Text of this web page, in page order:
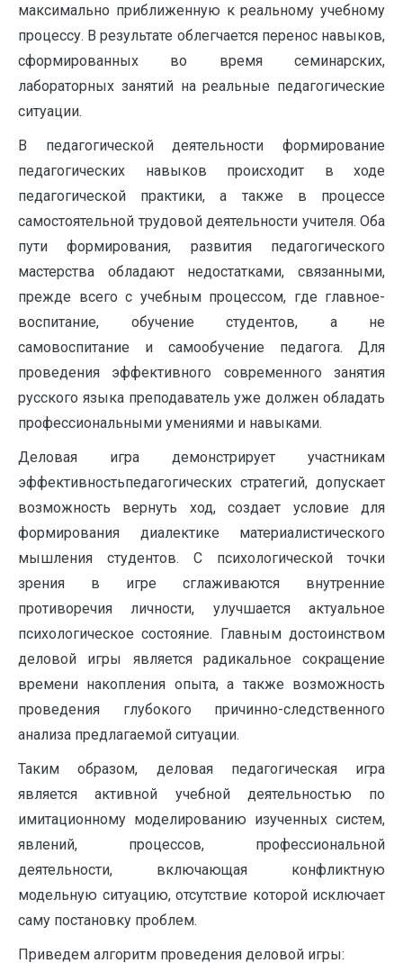
максимально приближенную к реальному учебному
процессу. В результате облегчается перенос навыков,
сформированных во время семинарских,
лабораторных занятий на реальные педагогические
ситуации.
В педагогической деятельности формирование
педагогических навыков происходит в ходе
педагогической практики, а также в процессе
самостоятельной трудовой деятельности учителя. Оба
пути формирования, развития педагогического
мастерства обладают недостатками, связанными,
прежде всего с учебным процессом, где главное-
воспитание, обучение студентов, а не
самовоспитание и самообучение педагога. Для
проведения эффективного современного занятия
русского языка преподаватель уже должен обладать
профессиональными умениями и навыками.
Деловая игра демонстрирует участникам
эффективностьпедагогических стратегий, допускает
возможность вернуть ход, создает условие для
формирования диалектике материалистического
мышления студентов. С психологической точки
зрения в игре сглаживаются внутренние
противоречия личности, улучшается актуальное
психологическое состояние. Главным достоинством
деловой игры является радикальное сокращение
времени накопления опыта, а также возможность
проведения глубокого причинно-следственного
анализа предлагаемой ситуации.
Таким образом, деловая педагогическая игра
является активной учебной деятельностью по
имитационному моделированию изученных систем,
явлений, процессов, профессиональной
деятельности, включающая конфликтную
модельную ситуацию, отсутствие которой исключает
саму постановку проблем.
Приведем алгоритм проведения деловой игры: